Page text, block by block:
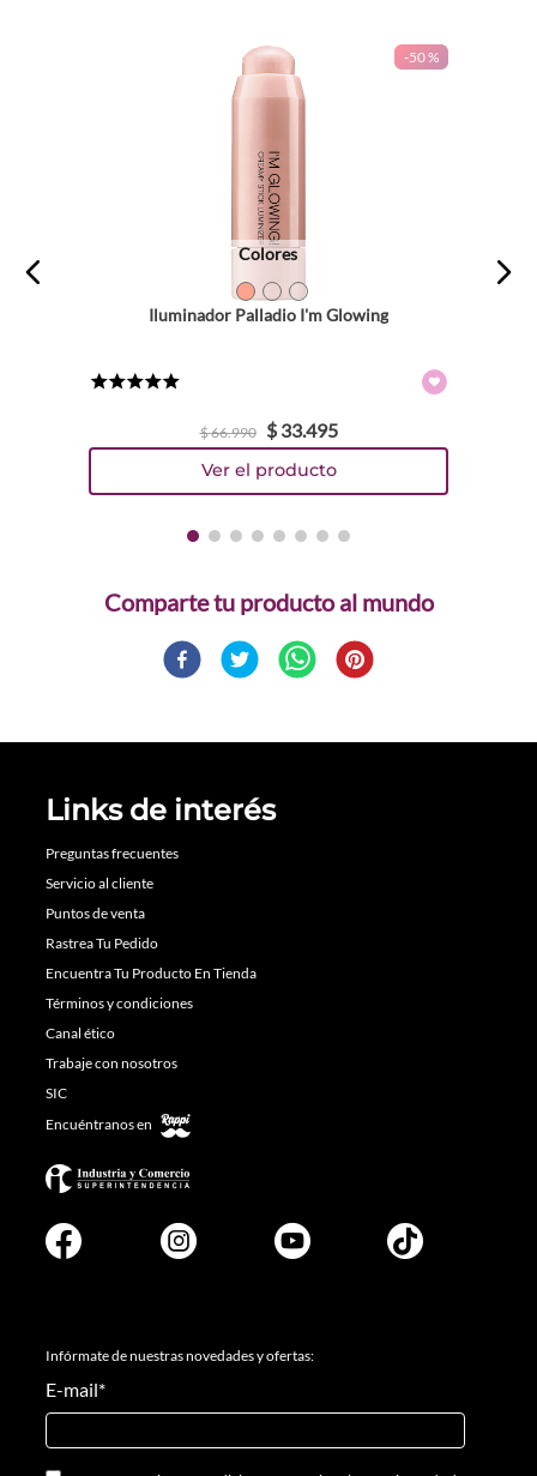
-50 %
Colores
Iluminador Palladio I'm Glowing
$66.990 $ 33.495
Comparte
Links de interés
Preguntas frecuentes
Servicio al cliente
Puntos de venta
Rastrea Tu Pedido
Encuentra Tu Producto En Tienda
Términos y condiciones
Canal ético
Trabaje con nosotros
SIC
Encuéntranos en
Infórmate de nuestras novedades y ofertas:
E-mail*